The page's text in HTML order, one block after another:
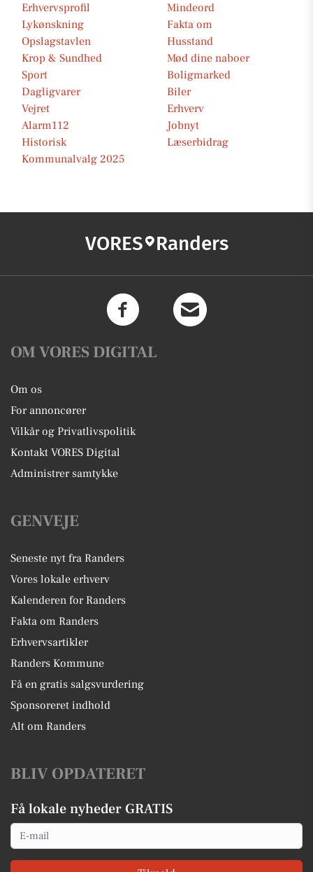
Erhvervsprofil
Mindeord
Lykønskning
Fakta om
Opslagstavlen
Husstand
Krop & Sundhed
Mød dine naboer
Sport
Boligmarked
Dagligvarer
Biler
Vejret
Erhverv
Alarm112
Jobnyt
Historisk
Læserbidrag
Kommunalvalg 2025
VORES Randers
OM VORES DIGITAL
Om os
For annoncører
Vilkår og Privatlivspolitik
Kontakt VORES Digital
Administrer samtykke
GENVEJE
Seneste nyt fra Randers
Vores lokale erhverv
Kalenderen for Randers
Fakta om Randers
Erhvervsartikler
Randers Kommune
Få en gratis salgsvurdering
Sponsoreret indhold
Alt om Randers
BLIV OPDATERET
Få lokale nyheder GRATIS
Email